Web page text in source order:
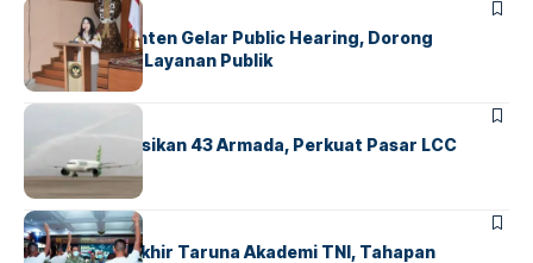
BANDARA BERITA
Karantina Banten Gelar Public Hearing, Dorong
Transparansi Layanan Publik
BANDARA
Citilink Operasikan 43 Armada, Perkuat Pasar LCC
Nasional
BERITA
Sidang Pantukhir Taruna Akademi TNI, Tahapan